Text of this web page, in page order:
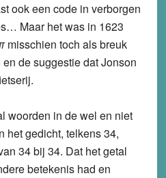
ook een code in verborgen
Maar het was in 1623
misschien toch als breuk
de suggestie dat Jonson
woorden in de wel en niet
het gedicht, telkens 34,
34 bij 34. Dat het getal
betekenis had en